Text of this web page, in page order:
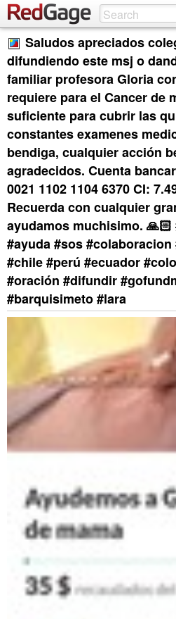
Saludos apreciados
difundiendo este msj o
familiar profesora Gloria
requiere para el Cancer de
suficiente para cubrir las
constantes examenes
bendiga, cualquier acción
agradecidos. Cuenta
0021 1102 1104 6370 CI:
Recuerda con cualquier
ayudamos muchisimo.
#ayuda #sos
#chile #perú #ecuador
#oración #difundir
#barquisimeto #lara